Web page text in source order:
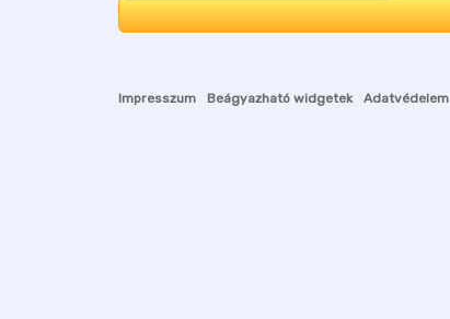
Impresszum Beágyazható widgetek Adatvédelem